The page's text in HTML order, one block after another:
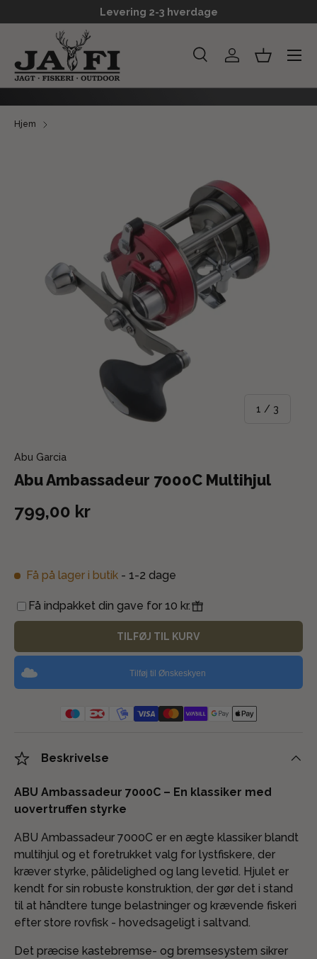
GÅ TIL INDHOLD
Levering 2-3 hverdage
Søg Log indKurv
Menu
Hjem
1 / af
3
Abu Garcia
Abu Ambassadeur 7000C Multihjul
799,00 kr
Få på lager i butik - 1-2 dage
Få indpakket din gave for 10 kr.
TILFØJ TIL KURV
Tilføj til Ønskeskyen
Beskrivelse
ABU Ambassadeur 7000C – En klassiker med
uovertruffen styrke
ABU Ambassadeur 7000C er en ægte klassiker blandt
multihjul og et foretrukket valg for lystfiskere, der
kræver styrke, pålidelighed og lang levetid. Hjulet er
kendt for sin robuste konstruktion, der gør det i stand
til at håndtere tunge belastninger og krævende fiskeri
efter store rovfisk - hovedsageligt i saltvand.
Det præcise kastebremse- og bremsesystem sikrer